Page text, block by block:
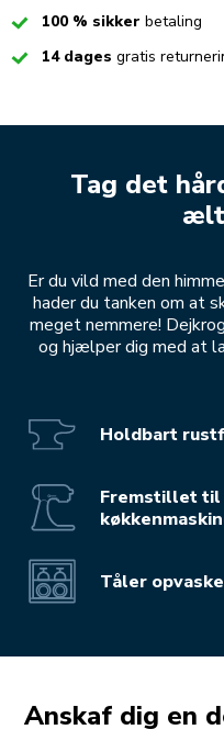
Checked100 % sikker betaling
Checked14 dages gratis
Tag det
Er du vild med den
hader du tanken om at
meget nemmere!
og hjælper dig med at
Holdbart
Fremstillet
Tåler
Anskaf dig en